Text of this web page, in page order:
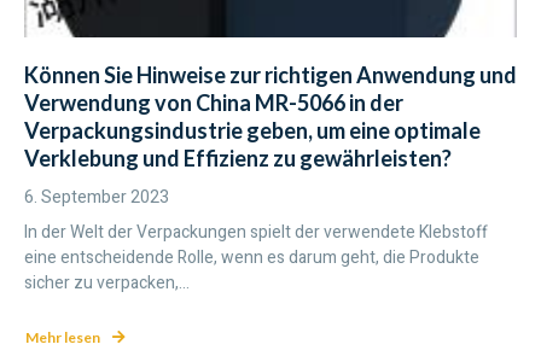
Können Sie Hinweise zur richtigen Anwendung und
Verwendung von China MR-5066 in der
Verpackungsindustrie geben, um eine optimale
Verklebung und Effizienz zu gewährleisten?
6. September 2023
In der Welt der Verpackungen spielt der verwendete Klebstoff
eine entscheidende Rolle, wenn es darum geht, die Produkte
sicher zu verpacken,...
Mehr lesen